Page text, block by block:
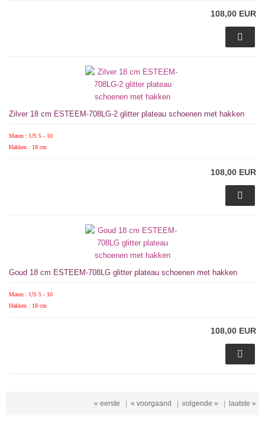
108,00 EUR
Zilver 18 cm ESTEEM-708LG-2 glitter plateau schoenen met hakken
Maten : US 5 - 10
Hakken : 18 cm
108,00 EUR
Goud 18 cm ESTEEM-708LG glitter plateau schoenen met hakken
Maten : US 5 - 10
Hakken : 18 cm
108,00 EUR
« eerste | « voorgaand | volgende » | laatste »